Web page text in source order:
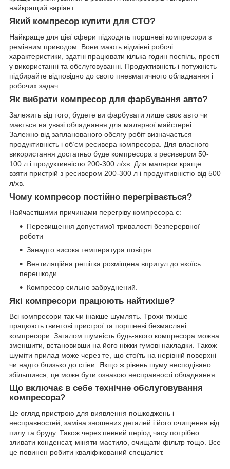
найкращий варіант.
Який компресор купити для СТО?
Найкраще для цієї сфери підходять поршневі компресори з
ремінним приводом. Вони мають відмінні робочі
характеристики, здатні працювати кілька годин поспіль, прості
у використанні та обслуговуванні. Продуктивність і потужність
підбирайте відповідно до свого пневматичного обладнання і
робочих задач.
Як вибрати компресор для фарбування авто?
Залежить від того, будете ви фарбувати лише своє авто чи
мається на увазі обладнання для малярної майстерні.
Залежно від запланованого обсягу робіт визначається
продуктивність і об’єм ресивера компресора. Для власного
використання достатньо буде компресора з ресивером 50-
100 л і продуктивністю 200-300 л/хв. Для малярки краще
взяти пристрій з ресивером 200-300 л і продуктивністю від 500
л/хв.
Чому компресор постійно перегрівається?
Найчастішими причинами перегріву компресора є:
Перевищення допустимої тривалості безперервної
роботи
Занадто висока температура повітря
Вентиляційна решітка розміщена впритул до якоїсь
перешкоди
Компресор сильно забруднений.
Які компресори працюють найтихіше?
Всі компресори так чи інакше шумлять. Трохи тихіше
працюють гвинтові пристрої та поршневі безмасляні
компресори. Загалом шумність будь-якого компресора можна
зменшити, встановивши на його ніжки гумові накладки. Також
шуміти прилад може через те, що стоїть на нерівній поверхні
чи надто близько до стіни. Якщо ж рівень шуму несподівано
збільшився, це може бути ознакою несправності обладнання.
Що включає в себе технічне обслуговування
компресора?
Це огляд пристрою для виявлення пошкоджень і
несправностей, заміна зношених деталей і його очищення від
пилу та бруду. Також через певний період часу потрібно
зливати конденсат, міняти мастило, очищати фільтр тощо. Все
це повинен робити кваліфікований спеціаліст.